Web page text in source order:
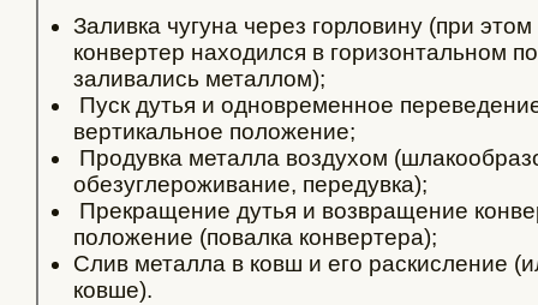
Заливка чугуна через горловину (при
конвертер находился в горизонтальном
заливались металлом);
Пуск дутья и одновременное
вертикальное положение;
Продувка металла воздухом
обезуглероживание, передувка);
Прекращение дутья и возвращение
положение (повалка конвертера);
Слив металла в ковш и его раскисление
ковше).